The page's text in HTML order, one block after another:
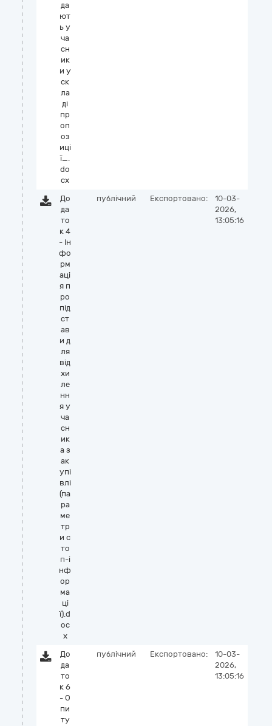
да
ют
ь у
ча
сн
ик
и у
ск
ла
ді
пр
оп
оз
иці
ї_.
do
cx
До
да
то
к 4
- Ін
фо
рм
аці
я п
ро
під
ст
ав
и д
ля
від
хи
ле
нн
я у
ча
сн
ик
а з
ак
упі
влі
(па
ра
ме
тр
и с
то
п-і
нф
ор
ма
ці
ї).d
oc
x
публічний Експортовано:
10-03-
2026,
13:05:16
До
да
то
к 6
- О
пи
ту
публічний Експортовано:
10-03-
2026,
13:05:16